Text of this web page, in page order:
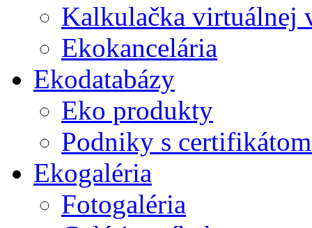
Kalkulačka virtuálnej
Ekokancelária
Ekodatabázy
Eko produkty
Podniky s
Ekogaléria
Fotogaléria